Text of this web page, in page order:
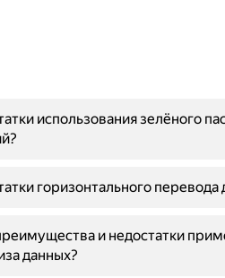
использования зелёного
горизонтального перевода
и недостатки
данных?